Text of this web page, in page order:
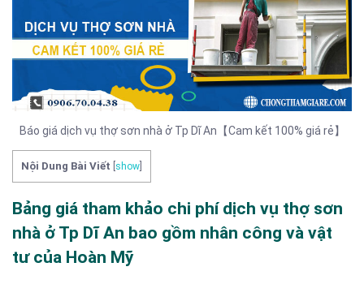
Báo giá dịch vụ thợ sơn nhà ở Tp Dĩ An【Cam kết 100% giá rẻ】
Nội Dung Bài Viết show
Bảng giá tham khảo chi phí dịch vụ thợ sơn
nhà ở Tp Dĩ An bao gồm nhân công và vật
tư của Hoàn Mỹ